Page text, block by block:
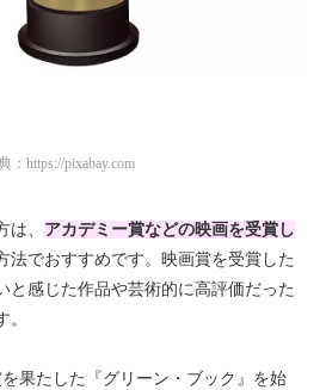
： https://pixabay.com
、 アカデミー賞などの映画を受賞し
法でおすすめです。映画賞を受賞した
と感じた作品や芸術的に高評価だった
果たした『グリーン・ブック』を始